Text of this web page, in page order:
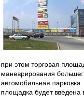
при этом торговая
маневрирования
автомобильная
площадка будет введена